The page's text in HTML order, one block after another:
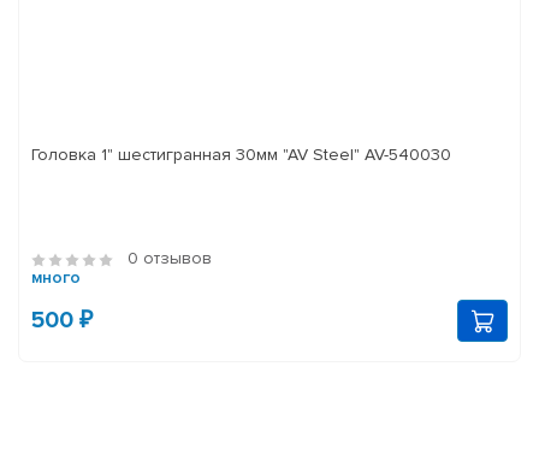
Головка 1" шестигранная 30мм "AV Steel" AV-540030
0 отзывов
много
500 ₽